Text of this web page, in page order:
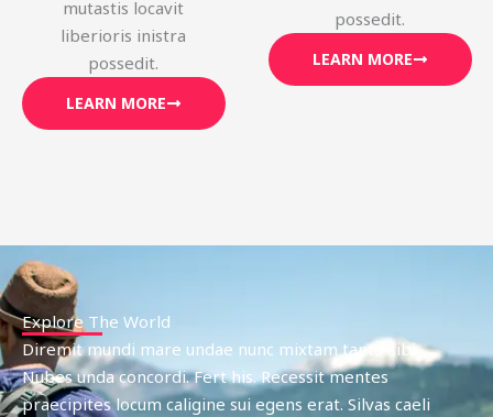
mutastis locavit
liberioris inistra
possedit.
LEARN MORE
possedit.
LEARN MORE
Explore The World
Diremit mundi mare undae nunc mixtam tanto sibi.
Nubes unda concordi. Fert his. Recessit mentes
praecipites locum caligine sui egens erat. Silvas caeli